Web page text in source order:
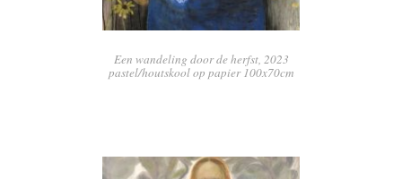
Een wandeling door de herfst, 2023
pastel/houtskool op papier 100x70cm